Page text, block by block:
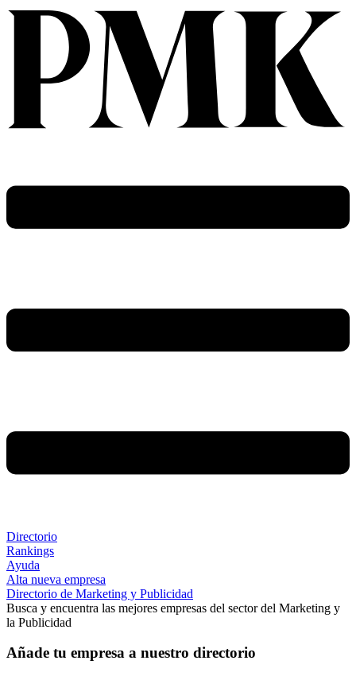
Directorio
Rankings
Ayuda
Alta nueva empresa
Directorio de Marketing y Publicidad
Busca y encuentra las mejores empresas del sector del Marketing y
la Publicidad
Añade tu empresa a nuestro directorio